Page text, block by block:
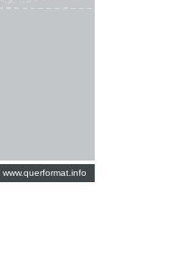
www.querformat.info